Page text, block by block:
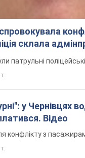
склала
патрульні
у Чернівцях
Відео
конфлікту з